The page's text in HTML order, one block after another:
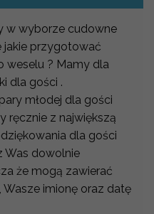
w wyborze cudowne
jakie przygotować
weselu ? Mamy dla
dla gości .
młodej dla gości
ręcznie z największą
dla gości
Was dowolnie
że mogą zawierać
imionę oraz datę